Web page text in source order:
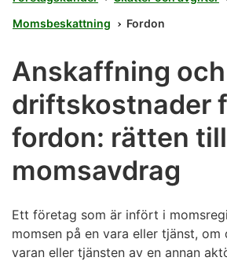
Momsbeskattning
Fordon
Anskaffning och
driftskostnader
fordon: rätten till
momsavdrag
Ett företag som är infört i
momsen på en vara eller tjänst, om
varan eller tjänsten av en annan